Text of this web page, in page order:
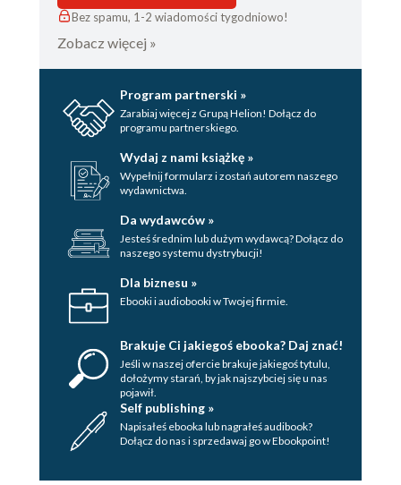
Bez spamu, 1-2 wiadomości tygodniowo!
Zobacz więcej »
Program partnerski »
Zarabiaj więcej z Grupą Helion! Dołącz do
programu partnerskiego.
Wydaj z nami książkę »
Wypełnij formularz i zostań autorem naszego
wydawnictwa.
Da wydawców »
Jesteś średnim lub dużym wydawcą? Dołącz do
naszego systemu dystrybucji!
Dla biznesu »
Ebooki i audiobooki w Twojej firmie.
Brakuje Ci jakiegoś ebooka? Daj znać!
Jeśli w naszej ofercie brakuje jakiegoś tytulu,
dołożymy starań, by jak najszybciej się u nas
pojawił.
Self publishing »
Napisałeś ebooka lub nagrałeś audibook?
Dołącz do nas i sprzedawaj go w Ebookpoint!